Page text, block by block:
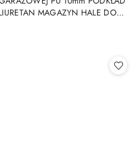
MAGAZYN HALE DO